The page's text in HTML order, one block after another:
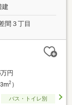
建
間３丁目
円
2）
バス・トイレ別